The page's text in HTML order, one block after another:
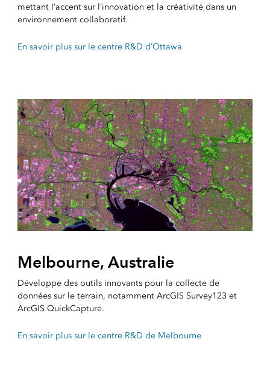
mettant l’accent sur l’innovation et la créativité dans un
environnement collaboratif.
En savoir plus sur le centre R&D d’Ottawa
Melbourne, Australie
Développe des outils innovants pour la collecte de
données sur le terrain, notamment ArcGIS Survey123 et
ArcGIS QuickCapture.
En savoir plus sur le centre R&D de Melbourne